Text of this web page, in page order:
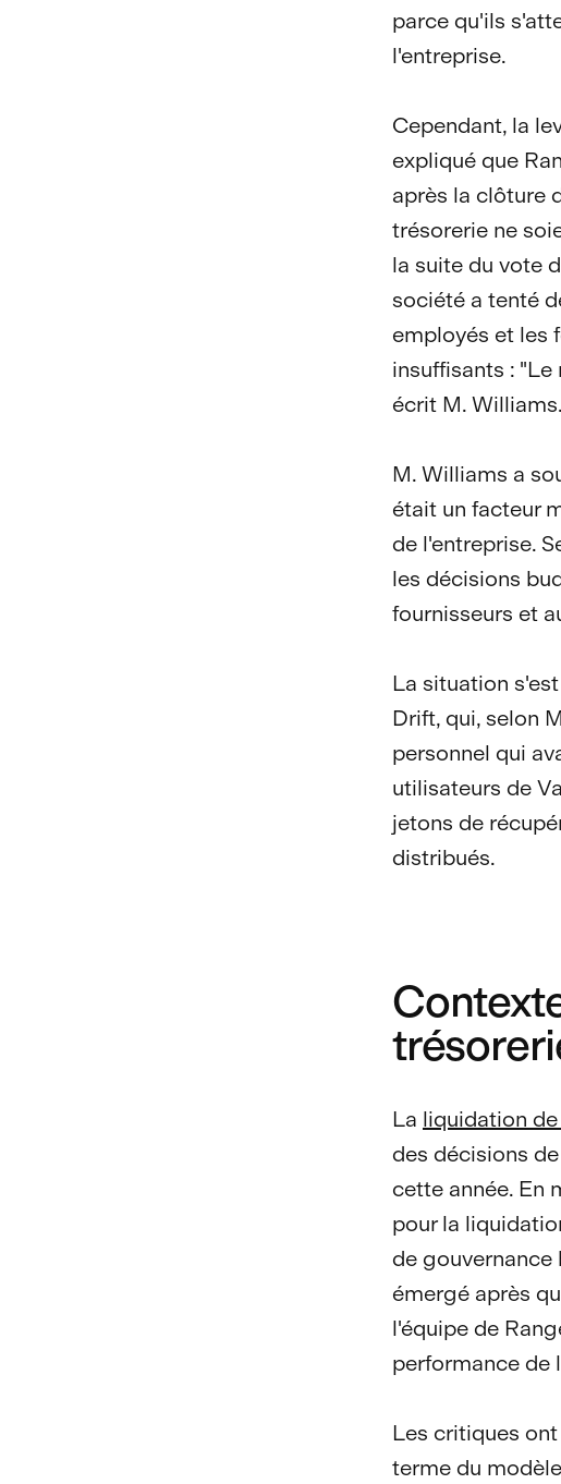
parce qu'ils
l'entreprise.
Cependant, la
expliqué que
après la clôture
trésorerie ne
la suite du vote
société a tenté
employés et les
insuffisants : "Le
écrit M. Williams.
M. Williams a
était un facteur
de l'entreprise.
les décisions
fournisseurs et
La situation
Drift, qui, selon
personnel qui
utilisateurs de
jetons de
distribués.
La liquidation
des décisions
cette année. En
pour la
de gouvernance
émergé après
l'équipe de
performance de
Les critiques
terme du